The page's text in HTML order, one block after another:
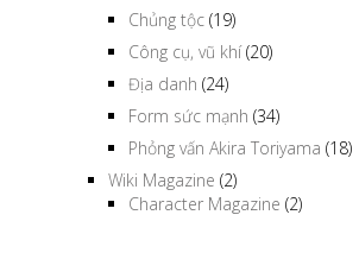
Chủng tộc (19)
Công cụ, vũ khí(20)
Địa danh (24)
Form sức mạnh (34)
Phỏng vấn Akira Toriyama (18)
Wiki Magazine (2)
Character Magazine (2)